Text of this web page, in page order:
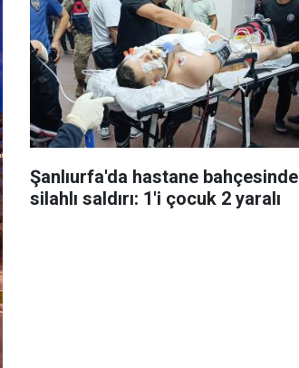
Şanlıurfa'da hastane bahçesinde
silahlı saldırı: 1'i çocuk 2 yaralı